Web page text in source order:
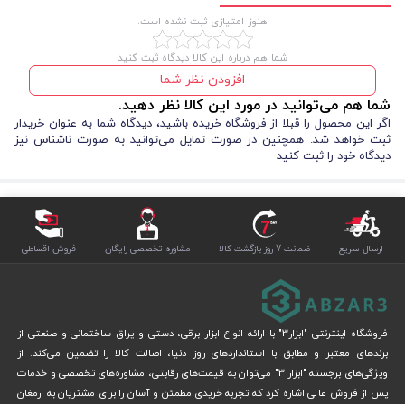
هنوز امتیازی ثبت نشده است.
شما هم درباره این کالا دیدگاه ثبت کنید
افزودن نظر شما
شما هم می‌توانید در مورد این کالا نظر دهید.
اگر این محصول را قبلا از فروشگاه خریده باشید، دیدگاه شما به عنوان خریدار
ثبت خواهد شد. همچنین در صورت تمایل می‌توانید به صورت ناشناس نیز
دیدگاه خود را ثبت کنید
ارسال سریع ضمانت 7 روز بازگشت کالا مشاوره تخصصی رایگان فروش اقساطی
فروشگاه اینترنتی "ابزار3" با ارائه انواع ابزار برقی، دستی و یراق ساختمانی و صنعتی از
برندهای معتبر و مطابق با استانداردهای روز دنیا، اصالت کالا را تضمین می‌کند. از
ویژگی‌های برجسته "ابزار 3" می‌توان به قیمت‌های رقابتی، مشاوره‌های تخصصی و خدمات
پس از فروش عالی اشاره کرد که تجربه خریدی مطمئن و آسان را برای مشتریان به ارمغان